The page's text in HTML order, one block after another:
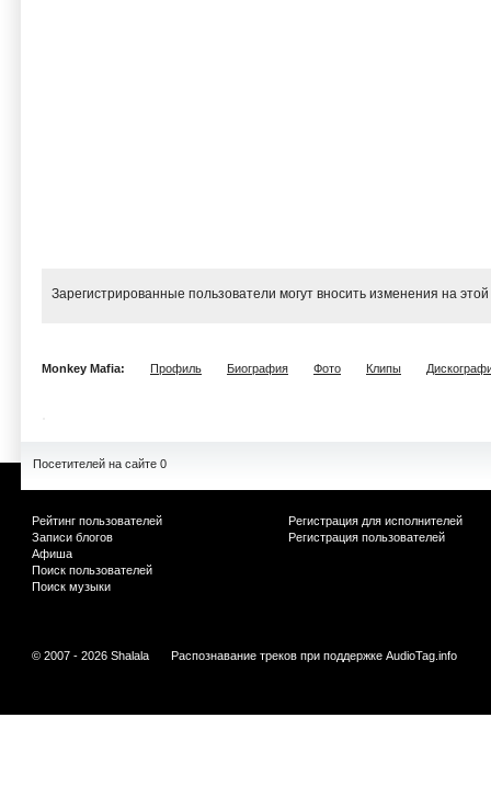
Зарегистрированные пользователи могут вносить изменения на
Monkey Mafia: Профиль Биография Фото Клипы
Посетителей на сайте 0
Рейтинг пользователей
Записи блогов
Афиша
Поиск пользователей
Поиск музыки
Регистрация для исполнителей
Регистрация пользователей
© 2007 - 2026 Shalala Распознавание треков при поддержке AudioTag.info